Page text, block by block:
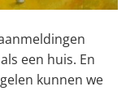
een huis. En
kunnen we